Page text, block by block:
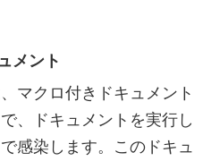
メント
マクロ付きドキュメント
、ドキュメントを実行し
感染します。このドキュ